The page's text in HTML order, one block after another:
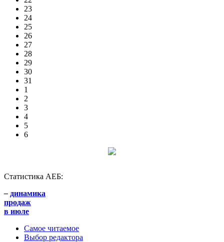
23
24
25
26
27
28
29
30
31
1
2
3
4
5
6
Статистика АЕБ:
– динамика
продаж
в июле
Самое читаемое
Выбор редактора